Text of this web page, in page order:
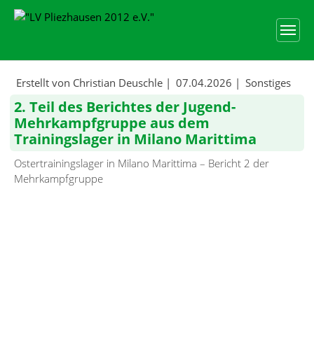
Erstellt von Christian Deuschle | 07.04.2026 | Sonstiges
2. Teil des Berichtes der Jugend-
Mehrkampfgruppe aus dem
Trainingslager in Milano Marittima
Ostertrainingslager in Milano Marittima – Bericht 2 der
Mehrkampfgruppe